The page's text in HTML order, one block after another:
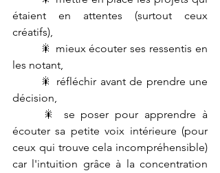
étaient en attentes (surtout ceux
créatifs),
les notant,
décision,
écouter sa petite voix intérieure (pour
ceux qui trouve cela incompréhensible)
car l'intuition grâce à la concentration